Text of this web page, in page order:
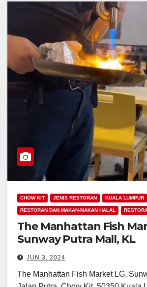
CHOW KIT JENIS RESTORAN KUALA LUMPUR
RESTORAN DAN MAKAN-MAKAN HALAL
The Manhattan Fish
Sunway Putra Mall, KL
JUN 3, 2024
The Manhattan Fish Market LG,